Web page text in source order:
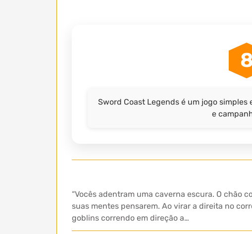
Sword Coast Legends é um jogo
e
“Vocês adentram uma caverna escura. O chão
suas mentes pensarem. Ao virar a direita no
goblins correndo em direção a…